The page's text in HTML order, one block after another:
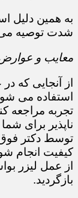
​​​​​​​به همین دلیل
شدت توصیه
معایب و
استفاده می
تجربه مراجعه
ناپذیر برای
توسط دکتر فوق
کیفیت انجام
از عمل لیزر
بازگردید.